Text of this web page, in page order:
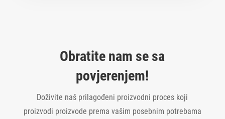
Obratite nam se sa
povjerenjem!
Doživite naš prilagođeni proizvodni proces koji
proizvodi proizvode prema vašim posebnim potrebama